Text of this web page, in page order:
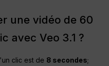
une vidéo de 60
avec Veo 3.1 ?
clic est de 8 secondes;